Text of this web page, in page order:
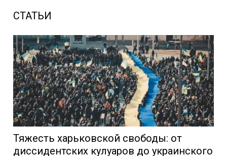
СТАТЬИ
Тяжесть харьковской свободы: от
диссидентских кулуаров до украинского